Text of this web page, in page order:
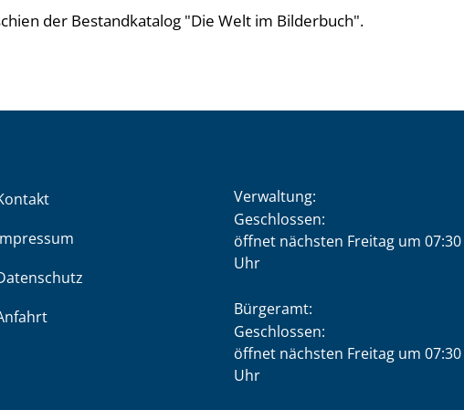
der Bestandkatalog "Die Welt im Bilderbuch".
Verwaltung:
Klicken, um weitere Öffnungs-
Geschlossen:
öffnet nächsten Freitag um 07:30
Uhr
Bürgeramt:
Klicken, um weitere Öffnungs-
Geschlossen:
öffnet nächsten Freitag um 07:30
Uhr